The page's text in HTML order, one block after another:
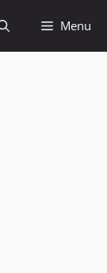
Menu